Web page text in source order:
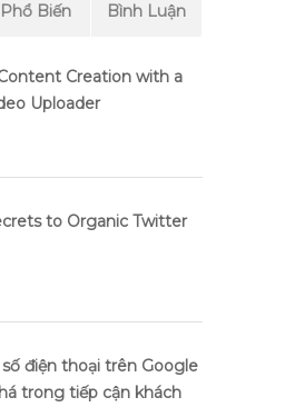
Phổ Biến Bình Luận
Creation with a
Uploader
to Organic Twitter
điện thoại trên Google
trong tiếp cận khách